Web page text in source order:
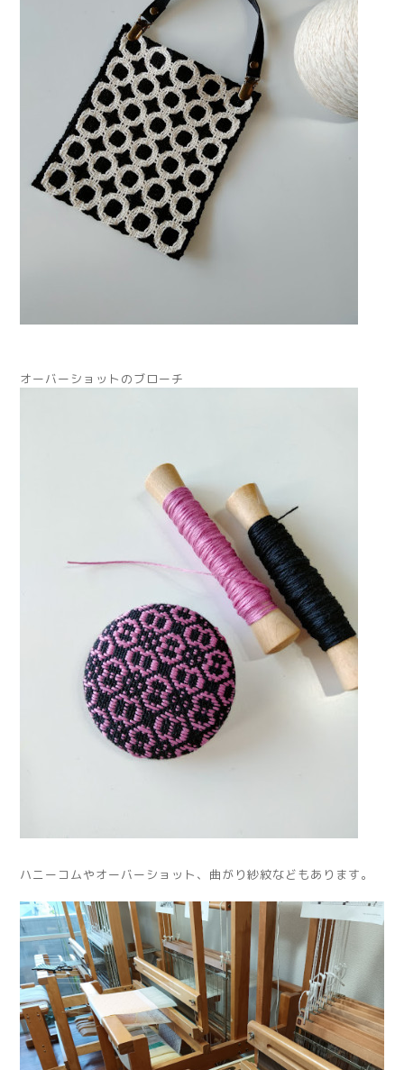
オーバーショットのブローチ
ハニーコムやオーバーショット、曲がり紗紋などもあります。